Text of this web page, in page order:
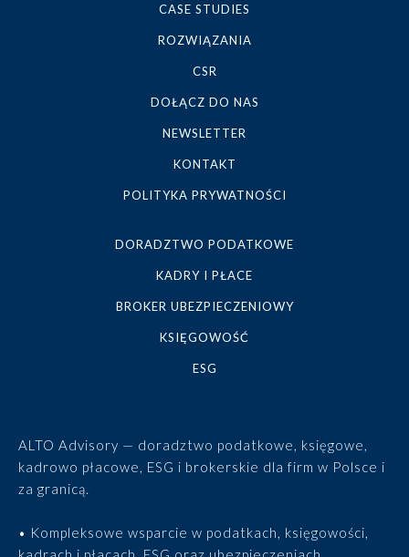
CASE STUDIES
ROZWIĄZANIA
CSR
DOŁĄCZ DO NAS
NEWSLETTER
KONTAKT
POLITYKA PRYWATNOŚCI
DORADZTWO PODATKOWE
KADRY I PŁACE
BROKER UBEZPIECZENIOWY
KSIĘGOWOŚĆ
ESG
ALTO Advisory — doradztwo podatkowe, księgowe,
kadrowo płacowe, ESG i brokerskie dla firm w Polsce i
za granicą.
• Kompleksowe wsparcie w podatkach, księgowości,